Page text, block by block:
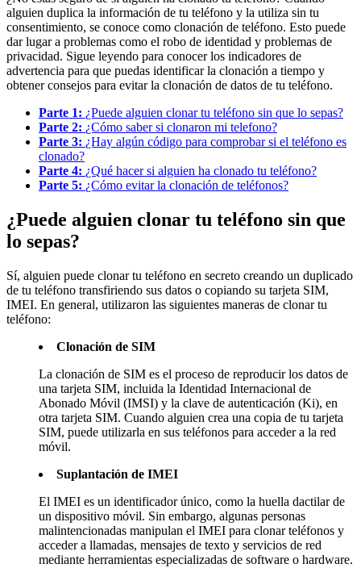
alguien duplica la información de tu teléfono y la utiliza sin tu
consentimiento, se conoce como clonación de teléfono. Esto puede
dar lugar a problemas como el robo de identidad y problemas de
privacidad. Sigue leyendo para conocer los indicadores de
advertencia para que puedas identificar la clonación a tiempo y
obtener consejos para evitar la clonación de datos de tu teléfono.
Parte 1: ¿Puede alguien clonar tu teléfono sin que lo sepas?
Parte 2: ¿Cómo saber si clonaron mi telefono?
Parte 3: ¿Hay algún código para comprobar si el teléfono es
clonado?
Parte 4: ¿Qué hacer si alguien ha clonado tu teléfono?
Parte 5: ¿Cómo evitar la clonación de teléfonos?
¿Puede alguien clonar tu teléfono sin que
lo sepas?
Sí, alguien puede clonar tu teléfono en secreto creando un duplicado
de tu teléfono transfiriendo sus datos o copiando su tarjeta SIM,
IMEI. En general, utilizaron las siguientes maneras de clonar tu
teléfono:
Clonación de SIM
La clonación de SIM es el proceso de reproducir los datos de
una tarjeta SIM, incluida la Identidad Internacional de
Abonado Móvil (IMSI) y la clave de autenticación (Ki), en
otra tarjeta SIM. Cuando alguien crea una copia de tu tarjeta
SIM, puede utilizarla en sus teléfonos para acceder a la red
móvil.
Suplantación de IMEI
El IMEI es un identificador único, como la huella dactilar de
un dispositivo móvil. Sin embargo, algunas personas
malintencionadas manipulan el IMEI para clonar teléfonos y
acceder a llamadas, mensajes de texto y servicios de red
mediante herramientas especializadas de software o hardware.